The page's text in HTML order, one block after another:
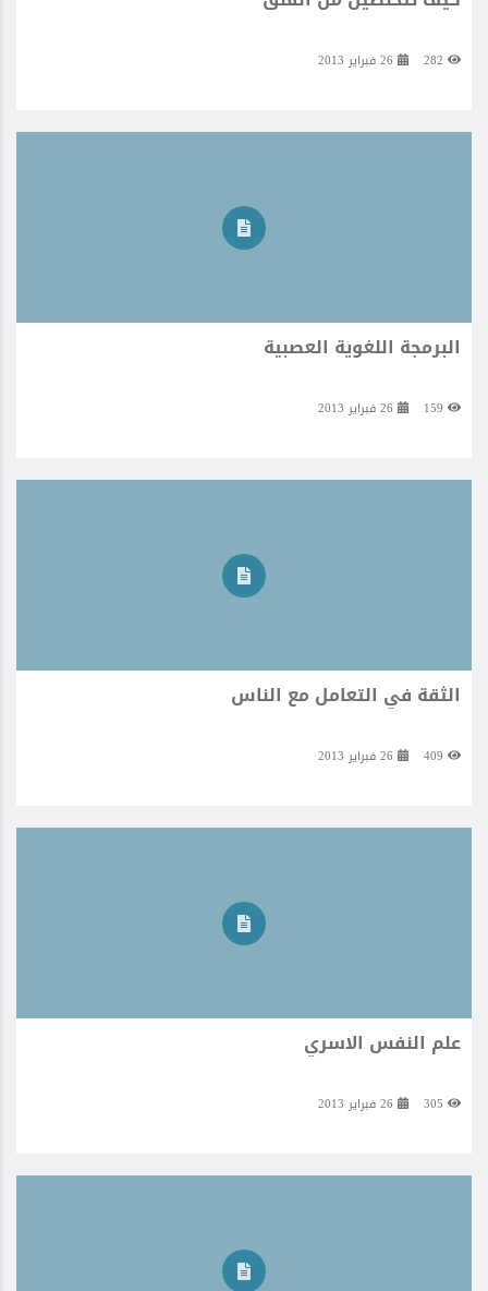
البرمجة اللغوية العصبية
الثقة في التعامل مع الناس
علم النفس الاسري